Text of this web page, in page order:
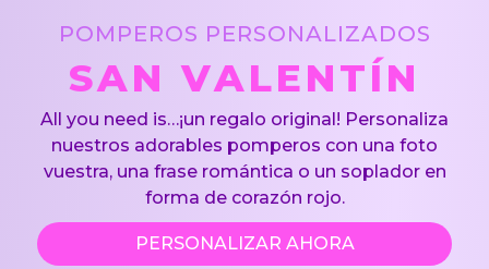
POMPEROS PERSONALIZADOS
SAN VALENTÍN
All you need is…¡un regalo original! Personaliza
nuestros adorables pomperos con una foto
vuestra, una frase romántica o un soplador en
forma de corazón rojo.
PERSONALIZAR AHORA